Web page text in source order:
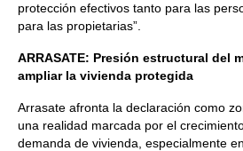
protección efectivos tanto para las
para las propietarias”.
ARRASATE: Presión estructural del
ampliar la vivienda protegida
Arrasate afronta la declaración como
una realidad marcada por el
demanda de vivienda, especialmente